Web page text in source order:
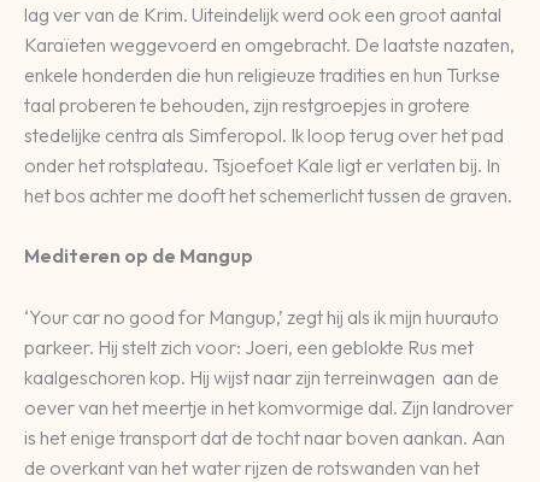
lag ver van de Krim. Uiteindelijk werd ook een groot aantal
Karaïeten weggevoerd en omgebracht. De laatste nazaten,
enkele honderden die hun religieuze tradities en hun Turkse
taal proberen te behouden, zijn restgroepjes in grotere
stedelijke centra als Simferopol. Ik loop terug over het pad
onder het rotsplateau. Tsjoefoet Kale ligt er verlaten bij. In
het bos achter me dooft het schemerlicht tussen de graven.
Mediteren op de Mangup
‘Your car no good for Mangup,’ zegt hij als ik mijn huurauto
parkeer. Hij stelt zich voor: Joeri, een geblokte Rus met
kaalgeschoren kop. Hij wijst naar zijn terreinwagen aan de
oever van het meertje in het komvormige dal. Zijn landrover
is het enige transport dat de tocht naar boven aankan. Aan
de overkant van het water rijzen de rotswanden van het